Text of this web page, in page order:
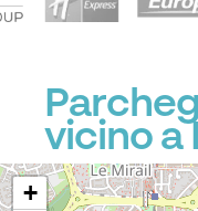
vicino a
+